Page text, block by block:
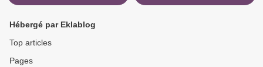
Hébergé par Eklablog
Top articles
Pages